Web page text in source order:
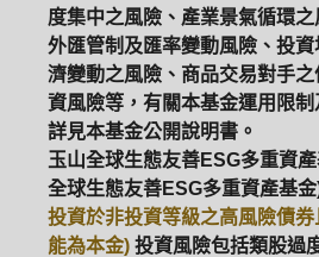
度集中之風險、產業景氣循環之
外匯管制及匯率變動風險、投
濟變動之風險、商品交易對手
資風險等，有關本基金運用限
詳見本基金公開說明書。
玉山全球生態友善ESG多重資
全球生態友善ESG多重資產基
投資於非投資等級之高風險債
能為本金) 投資風險包括類股過